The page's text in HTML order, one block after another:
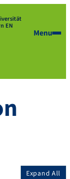
EN
Menu
Expand All